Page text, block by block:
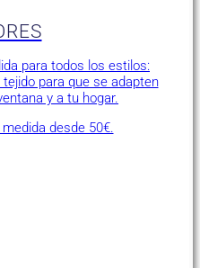
para todos los estilos:
para que se adapten
y a tu hogar.
desde 50€.